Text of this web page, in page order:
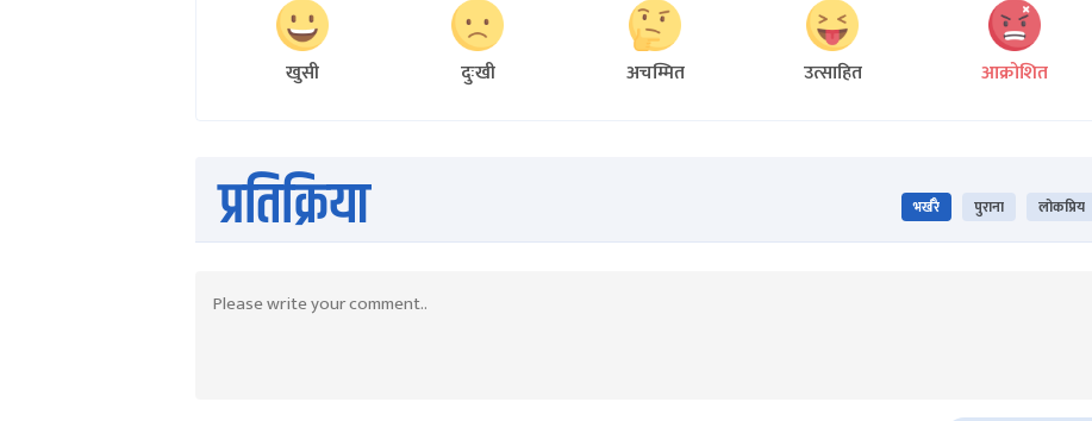
खुसी दुःखी अचम्मित उत्साहित आक्रोशित
प्रतिक्रिया भर्खरै पुराना लोकप्रिय